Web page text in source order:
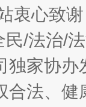
规模
衷心致
/法治/
独家协
合法、